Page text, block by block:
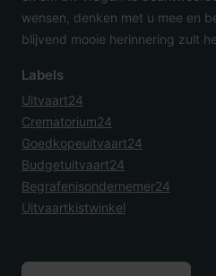
wensen, denken met u mee en
blijvend mooie herinnering zult
Labels
Uitvaart24
Crematorium24
Goedkopeuitvaart24
Budgetuitvaart24
Begrafenisondernemer24
Uitvaartkistwinkel